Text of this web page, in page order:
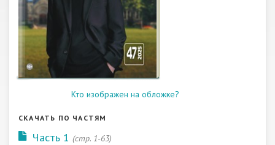
Кто изображен на обложке?
СКАЧАТЬ ПО ЧАСТЯМ
Часть 1 (стр. 1-63)